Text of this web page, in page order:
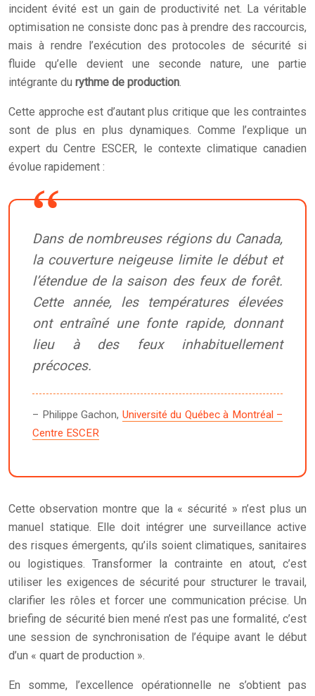
incident évité est un gain de productivité net. La véritable
optimisation ne consiste donc pas à prendre des raccourcis,
mais à rendre l’exécution des protocoles de sécurité si
fluide qu’elle devient une seconde nature, une partie
intégrante du rythme de production.
Cette approche est d’autant plus critique que les contraintes
sont de plus en plus dynamiques. Comme l’explique un
expert du Centre ESCER, le contexte climatique canadien
évolue rapidement :
Dans de nombreuses régions du Canada,
la couverture neigeuse limite le début et
l’étendue de la saison des feux de forêt.
Cette année, les températures élevées
ont entraîné une fonte rapide, donnant
lieu à des feux inhabituellement
précoces.
– Philippe Gachon, Université du Québec à Montréal –
Centre ESCER
Cette observation montre que la « sécurité » n’est plus un
manuel statique. Elle doit intégrer une surveillance active
des risques émergents, qu’ils soient climatiques, sanitaires
ou logistiques. Transformer la contrainte en atout, c’est
utiliser les exigences de sécurité pour structurer le travail,
clarifier les rôles et forcer une communication précise. Un
briefing de sécurité bien mené n’est pas une formalité, c’est
une session de synchronisation de l’équipe avant le début
d’un « quart de production ».
En somme, l’excellence opérationnelle ne s’obtient pas